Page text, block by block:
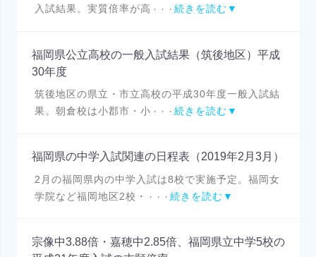
入試結果。実質倍率が高 ・・・続きを読む▼
福岡県公立高校の一般入試結果（筑後地区）平成
30年度
筑後地区の県立・市立高校の平成30年度一般入試結
果。朝倉校は小郡市・小 ・・・続きを読む▼
福岡県の中学入試関連の日程表（2019年2月3月）
2月の福岡県内の中学入試は8校で実施予定。福岡女
学院など福岡地区2校・
・・・続きを読む▼
宗像中3.88倍・嘉穂中2.85倍、福岡県立中学5校の